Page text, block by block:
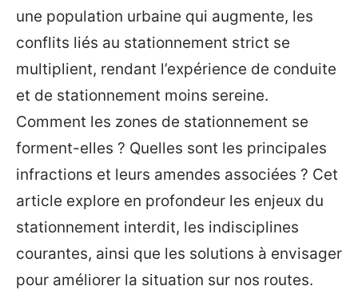
une population urbaine qui augmente, les
conflits liés au stationnement strict se
multiplient, rendant l’expérience de conduite
et de stationnement moins sereine.
Comment les zones de stationnement se
forment-elles ? Quelles sont les principales
infractions et leurs amendes associées ? Cet
article explore en profondeur les enjeux du
stationnement interdit, les indisciplines
courantes, ainsi que les solutions à envisager
pour améliorer la situation sur nos routes.